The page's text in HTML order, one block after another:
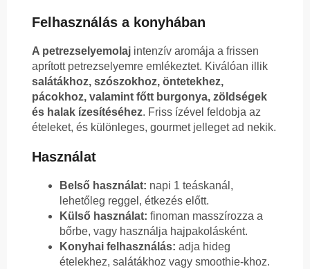
Felhasználás a konyhában
A petrezselyemolaj intenzív aromája a frissen
aprított petrezselyemre emlékeztet. Kiválóan illik
salátákhoz, szószokhoz, öntetekhez,
pácokhoz, valamint főtt burgonya, zöldségek
és halak ízesítéséhez. Friss ízével feldobja az
ételeket, és különleges, gourmet jelleget ad nekik.
Használat
Belső használat: napi 1 teáskanál,
lehetőleg reggel, étkezés előtt.
Külső használat: finoman masszírozza a
bőrbe, vagy használja hajpakolásként.
Konyhai felhasználás: adja hideg
ételekhez, salátákhoz vagy smoothie-khoz.